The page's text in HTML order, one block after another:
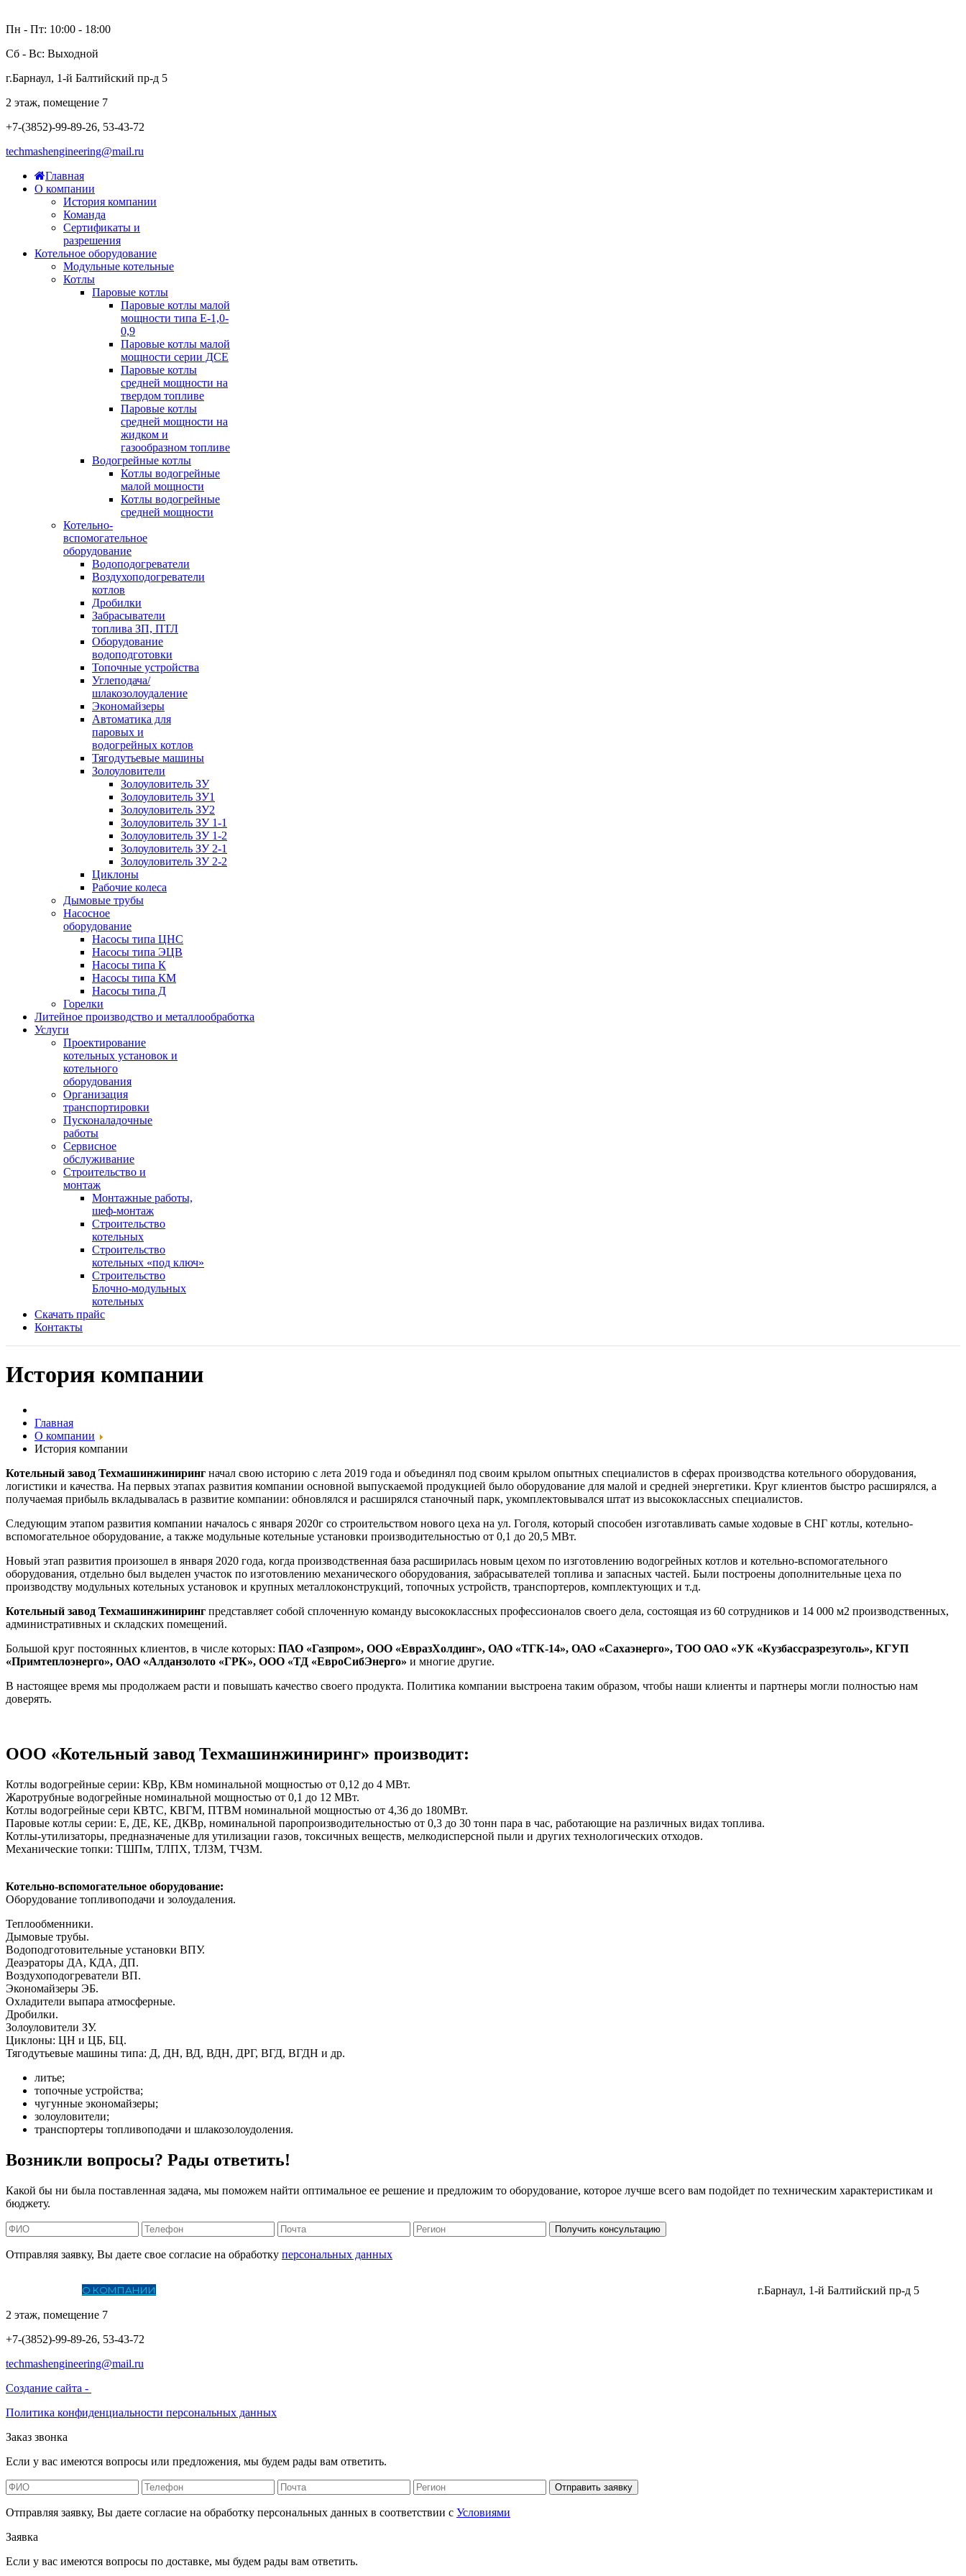
Пн - Пт: 10:00 - 18:00
Сб - Вс: Выходной
г.Барнаул, 1-й Балтийский пр-д 5
2 этаж, помещение 7
+7-(3852)-99-89-26, 53-43-72
techmashengineering@mail.ru
Главная
О компании
История компании
Команда
Сертификаты и
разрешения
Котельное оборудование
Модульные котельные
Котлы
Паровые котлы
Паровые котлы малой
мощности типа Е-1,0-
0,9
Паровые котлы малой
мощности серии ДСЕ
Паровые котлы
средней мощности на
твердом топливе
Паровые котлы
средней мощности на
жидком и
газообразном топливе
Водогрейные котлы
Котлы водогрейные
малой мощности
Котлы водогрейные
средней мощности
Котельно-
вспомогательное
оборудование
Водоподогреватели
Воздухоподогреватели
котлов
Дробилки
Забрасыватели
топлива ЗП, ПТЛ
Оборудование
водоподготовки
Топочные устройства
Углеподача/
шлакозолоудаление
Экономайзеры
Автоматика для
паровых и
водогрейных котлов
Тягодутьевые машины
Золоуловители
Золоуловитель ЗУ
Золоуловитель ЗУ1
Золоуловитель ЗУ2
Золоуловитель ЗУ 1-1
Золоуловитель ЗУ 1-2
Золоуловитель ЗУ 2-1
Золоуловитель ЗУ 2-2
Циклоны
Рабочие колеса
Дымовые трубы
Насосное
оборудование
Насосы типа ЦНС
Насосы типа ЭЦВ
Насосы типа К
Насосы типа КМ
Насосы типа Д
Горелки
Литейное производство и металлообработка
Услуги
Проектирование
котельных установок и
котельного
оборудования
Организация
транспортировки
Пусконаладочные
работы
Сервисное
обслуживание
Строительство и
монтаж
Монтажные работы,
шеф-монтаж
Строительство
котельных
Строительство
котельных «под ключ»
Строительство
Блочно-модульных
котельных
Скачать прайс
Контакты
История компании
Главная
О компании
История компании
Котельный завод Техмашинжиниринг начал свою историю с лета 2019 года и объединял под своим крылом опытных специалистов в сферах производства котельного оборудования,
логистики и качества. На первых этапах развития компании основной выпускаемой продукцией было оборудование для малой и средней энергетики. Круг клиентов быстро расширялся, а
получаемая прибыль вкладывалась в развитие компании: обновлялся и расширялся станочный парк, укомплектовывался штат из высококлассных специалистов.
Следующим этапом развития компании началось с января 2020г со строительством нового цеха на ул. Гоголя, который способен изготавливать самые ходовые в СНГ котлы, котельно-
вспомогательное оборудование, а также модульные котельные установки производительностью от 0,1 до 20,5 МВт.
Новый этап развития произошел в января 2020 года, когда производственная база расширилась новым цехом по изготовлению водогрейных котлов и котельно-вспомогательного
оборудования, отдельно был выделен участок по изготовлению механического оборудования, забрасывателей топлива и запасных частей. Были построены дополнительные цеха по
производству модульных котельных установок и крупных металлоконструкций, топочных устройств, транспортеров, комплектующих и т.д.
Котельный завод Техмашинжиниринг представляет собой сплоченную команду высококлассных профессионалов своего дела, состоящая из 60 сотрудников и 14 000 м2 производственных,
административных и складских помещений.
Большой круг постоянных клиентов, в числе которых: ПАО «Газпром», ООО «ЕвразХолдинг», ОАО «ТГК-14», ОАО «Сахаэнерго», ТОО ОАО «УК «Кузбассразрезуголь», КГУП
«Примтеплоэнерго», ОАО «Алданзолото «ГРК», ООО «ТД «ЕвроСибЭнерго» и многие другие.
В настоящее время мы продолжаем расти и повышать качество своего продукта. Политика компании выстроена таким образом, чтобы наши клиенты и партнеры могли полностью нам
доверять.
ООО «Котельный завод Техмашинжиниринг» производит:
Котлы водогрейные серии: КВр, КВм номинальной мощностью от 0,12 до 4 МВт.
Жаротрубные водогрейные номинальной мощностью от 0,1 до 12 МВт.
Котлы водогрейные сери КВТС, КВГМ, ПТВМ номинальной мощностью от 4,36 до 180МВт.
Паровые котлы серии: Е, ДЕ, КЕ, ДКВр, номинальной паропроизводительностью от 0,3 до 30 тонн пара в час, работающие на различных видах топлива.
Котлы-утилизаторы, предназначеные для утилизации газов, токсичных веществ, мелкодисперсной пыли и других технологических отходов.
Механические топки: ТШПм, ТЛПХ, ТЛЗМ, ТЧЗМ.
Котельно-вспомогательное оборудование:
Оборудование топливоподачи и золоудаления.
Теплообменники.
Дымовые трубы.
Водоподготовительные установки ВПУ.
Деаэраторы ДА, КДА, ДП.
Воздухоподогреватели ВП.
Экономайзеры ЭБ.
Охладители выпара атмосферные.
Дробилки.
Золоуловители ЗУ.
Циклоны: ЦН и ЦБ, БЦ.
Тягодутьевые машины типа: Д, ДН, ВД, ВДН, ДРГ, ВГД, ВГДН и др.
литье;
топочные устройства;
чугунные экономайзеры;
золоуловители;
транспортеры топливоподачи и шлакозолоудоления.
Возникли вопросы? Рады ответить!
Какой бы ни была поставленная задача, мы поможем найти оптимальное ее решение и предложим то оборудование, которое лучше всего вам подойдет по техническим характеристикам и
бюджету.
Получить консультацию
Отправляя заявку, Вы даете свое согласие на обработку персональных данных
О КОМПАНИИ
г.Барнаул, 1-й Балтийский пр-д 5
2 этаж, помещение 7
+7-(3852)-99-89-26, 53-43-72
techmashengineering@mail.ru
Создание сайта -
Политика конфиденциальности персональных данных
Заказ звонка
Если у вас имеются вопросы или предложения, мы будем рады вам ответить.
Отправить заявку
Отправляя заявку, Вы даете согласие на обработку персональных данных в соответствии с Условиями
Заявка
Если у вас имеются вопросы по доставке, мы будем рады вам ответить.